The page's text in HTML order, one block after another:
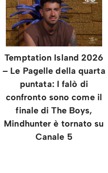
Temptation Island 2026
– Le Pagelle della quarta
puntata: I falò di
confronto sono come il
finale di The Boys,
Mindhunter è tornato su
Canale 5